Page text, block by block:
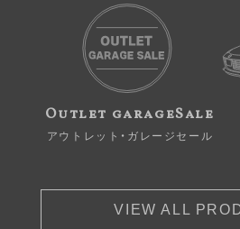
Outlet garageSale
アウトレット・ガレージセール
VIEW ALL